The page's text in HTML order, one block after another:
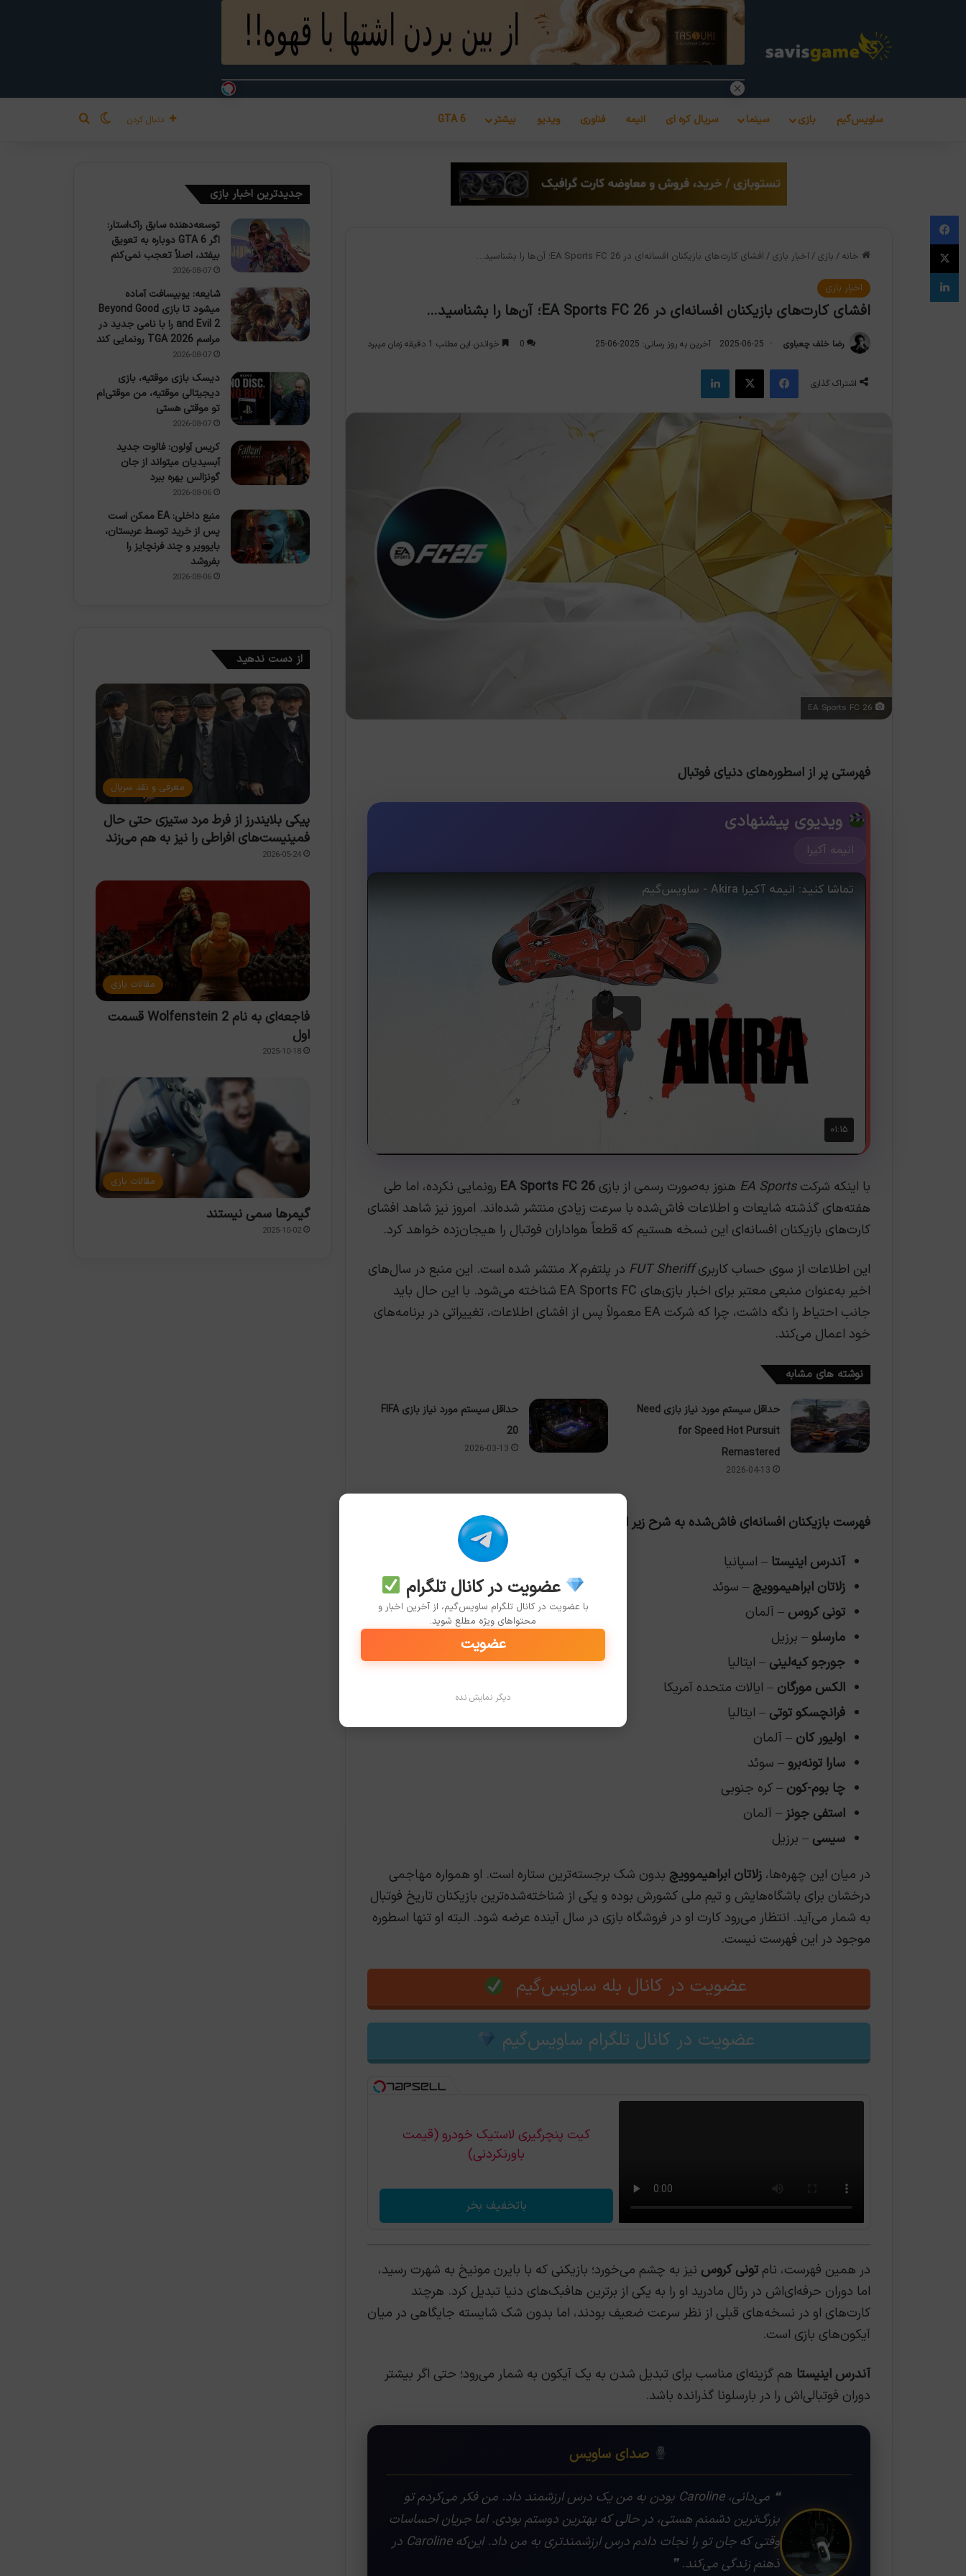
ساویس‌گیم بازی سینما سریال کره ای انیمه فناوری ویدیو بیشتر GTA 6 دنبال کردن تغییر پوسته
جستجو برای
خانه / بازی / اخبار بازی / افشای کارت‌های بازیکنان افسانه‌ای در EA Sports FC 26؛ آن‌ها را بشناسید…
اخبار بازی
افشای کارت‌های بازیکنان افسانه‌ای در EA Sports FC 26؛ آن‌ها را بشناسید…
رضا خلف چعباوی 2025-06-25 آخرین به روز رسانی: 2025-06-25 0 خواندن این مطلب 1 دقیقه زمان میبرد
اشتراک گذاری
فیس بوک X لینکدین
فهرستی پر از اسطوره‌های دنیای فوتبال
ویدیوی پیشنهادی
انیمه آکیرا
با اینکه شرکتEA Sports هنوز به‌صورت رسمی از بازی EA Sports FC 26 رونمایی نکرده، اما طی
هفته‌های گذشته شایعات و اطلاعات فاش‌شده با سرعت زیادی منتشر شده‌اند. امروز نیز شاهد افشای
کارت‌های بازیکنان افسانه‌ای این نسخه هستیم که قطعاً هواداران فوتبال را هیجان‌زده خواهد کرد.
این اطلاعات از سوی حساب کاربریFUT Sheriff در پلتفرمX منتشر شده است. این منبع در سال‌های
اخیر به‌عنوان منبعی معتبر برای اخبار بازی‌های EA Sports FC شناخته می‌شود. با این حال باید
جانب احتیاط را نگه داشت، چرا که شرکت EA معمولاً پس از افشای اطلاعات، تغییراتی در برنامه‌های
خود اعمال می‌کند.
نوشته های مشابه
حداقل سیستم مورد نیاز بازی Need
for Speed Hot Pursuit
Remastered
2026-04-13
حداقل سیستم مورد نیاز بازی FIFA
20
2026-03-13
فهرست بازیکنان افسانه‌ای فاش‌شده به شرح زیر است:
آندرس اینیستا – اسپانیا
زلاتان ابراهیموویچ – سوئد
تونی کروس – آلمان
مارسلو – برزیل
جورجو کیه‌لینی – ایتالیا
الکس مورگان – ایالات متحده آمریکا
فرانچسکو توتی – ایتالیا
اولیور کان – آلمان
سارا تونه‌برو – سوئد
چا بوم-کون – کره جنوبی
استفی جونز – آلمان
سیسی – برزیل
در میان این چهره‌ها، زلاتان ابراهیموویچ بدون شک برجسته‌ترین ستاره است. او همواره مهاجمی
درخشان برای باشگاه‌هایش و تیم ملی کشورش بوده و یکی از شناخته‌شده‌ترین بازیکنان تاریخ فوتبال
به شمار می‌آید. انتظار می‌رود کارت او در فروشگاه بازی در سال آینده عرضه شود. البته او تنها اسطوره
موجود در این فهرست نیست.
عضویت در کانال بله ساویس‌گیم
عضویت در کانال تلگرام ساویس‌گیم
کیت پنچرگیری لاستیک خودرو (قیمت
باورنکردنی)
باتخفیف بخر
در همین فهرست، نام تونی کروس نیز به چشم می‌خورد؛ بازیکنی که با بایرن مونیخ به شهرت رسید،
اما دوران حرفه‌ای‌اش در رئال مادرید او را به یکی از برترین هافبک‌های دنیا تبدیل کرد. هرچند
کارت‌های او در نسخه‌های قبلی از نظر سرعت ضعیف بودند، اما بدون شک شایسته جایگاهی در میان
آیکون‌های بازی است.
آندرس اینیستا هم گزینه‌ای مناسب برای تبدیل شدن به یک آیکون به شمار می‌رود؛ حتی اگر بیشتر
دوران فوتبالی‌اش را در بارسلونا گذرانده باشد.
❝ صدای ساویس
❝ می‌دانی، Caroline بودن به من یک درس ارزشمند داد. من فکر می‌کردم تو
بزرگ‌ترین دشمنم هستی، در حالی که بهترین دوستم بودی. اما جریان احساسات
وقتی که جان تو را نجات دادم درس ارزشمندتری به من داد. این‌که Caroline در
ذهنم زندگی می‌کند. ❞
جدیدترین اخبار بازی
توسعه‌دهنده سابق راک‌استار:
اگر GTA 6 دوباره به تعویق
بیفتد، اصلاً تعجب نمی‌کنم
2026-08-07
شایعه: یوبیسافت آماده
میشود تا بازی Beyond Good
and Evil 2 را با نامی جدید در
مراسم TGA 2026 رونمایی کند
2026-08-07
دیسک بازی موقتیه، بازی
دیجیتالی موقتیه، من موقتی‌ام
تو موقتی هستی
2026-08-07
کریس آولون: فالوت جدید
آبسیدیان میتواند از جان
گونزالس بهره ببرد
2026-08-06
منبع داخلی: EA ممکن است
پس از خرید توسط عربستان،
بایوویر و چند فرنچایز را
بفروشد
2026-08-06
از دست ندهید
معرفی و نقد سریال
پیکی بلایندرز از فرط مرد ستیزی حتی حال
فمینیست‌های افراطی را نیز به هم می‌زند
2026-05-24
مقالات بازی
فاجعه‌ای به نام Wolfenstein 2 قسمت
اول
2025-10-18
مقالات بازی
گیمرها سمی نیستند
2025-10-02
فیس بوک
X
لینکدین
عضویت در کانال تلگرام
با عضویت در کانال تلگرام ساویس‌گیم، از آخرین اخبار و
محتواهای ویژه مطلع شوید.
عضویت
دیگر نمایش نده